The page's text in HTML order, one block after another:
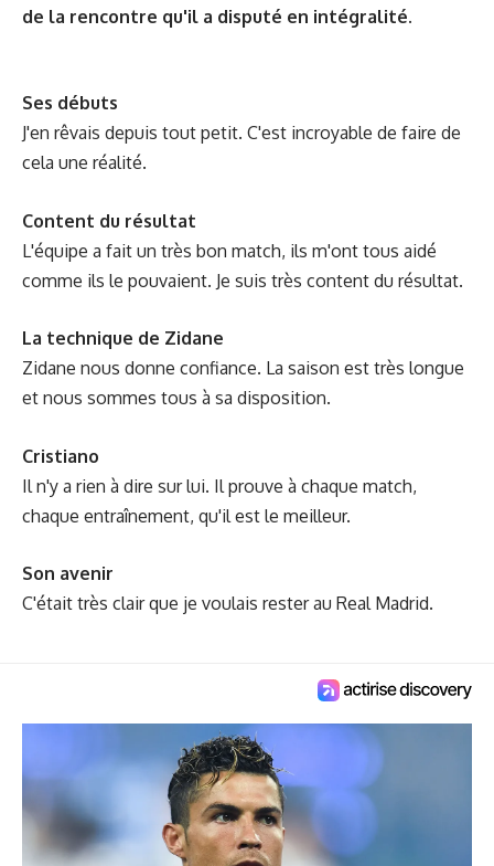
de la rencontre qu'il a disputé en intégralité.
Ses débuts
J'en rêvais depuis tout petit. C'est incroyable de faire de
cela une réalité.
Content du résultat
L'équipe a fait un très bon match, ils m'ont tous aidé
comme ils le pouvaient. Je suis très content du résultat.
La technique de Zidane
Zidane nous donne confiance. La saison est très longue
et nous sommes tous à sa disposition.
Cristiano
Il n'y a rien à dire sur lui. Il prouve à chaque match,
chaque entraînement, qu'il est le meilleur.
Son avenir
C'était très clair que je voulais rester au Real Madrid.